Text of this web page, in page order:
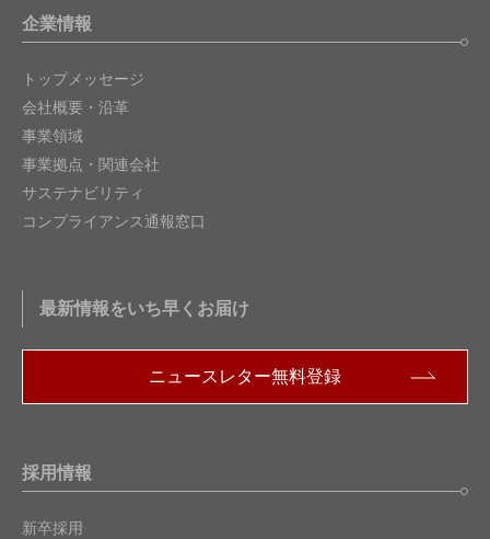
企業情報
トップメッセージ
会社概要・沿革
事業領域
事業拠点・関連会社
サステナビリティ
コンプライアンス通報窓口
最新情報をいち早くお届け
ニュースレター無料登録
採用情報
新卒採用